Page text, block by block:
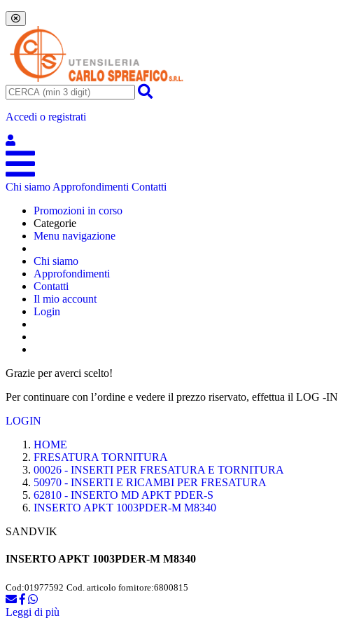
Accedi o registrati
Chi siamo Approfondimenti Contatti
Promozioni in corso
Categorie
Menu navigazione
Chi siamo
Approfondimenti
Contatti
Il mio account
Login
Grazie per averci scelto!
Per continuare con l’ordine e vedere il prezzo riservato, effettua il LOG -IN
LOGIN
HOME
FRESATURA TORNITURA
00026 - INSERTI PER FRESATURA E TORNITURA
50970 - INSERTI E RICAMBI PER FRESATURA
62810 - INSERTO MD APKT PDER-S
INSERTO APKT 1003PDER-M M8340
SANDVIK
INSERTO APKT 1003PDER-M M8340
Cod:01977592 Cod. articolo fornitore:6800815
Leggi di più